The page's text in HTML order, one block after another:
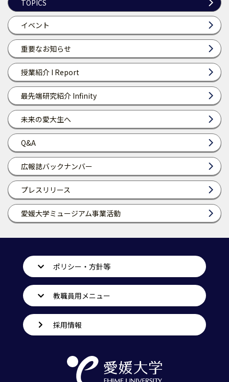
TOPICS
イベント
重要なお知らせ
授業紹介 I Report
最先端研究紹介 Infinity
未来の愛大生へ
Q&A
広報誌バックナンバー
プレスリリース
愛媛大学ミュージアム事業活動
ポリシー・方針等
教職員用メニュー
採用情報